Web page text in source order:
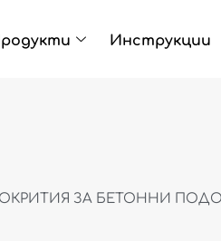
Инструкции
ЗА БЕТОННИ